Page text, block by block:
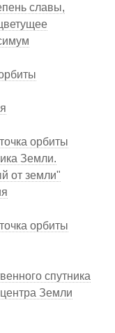
славы,
орбиты
Земли.
от земли"
орбиты
спутника
Земли